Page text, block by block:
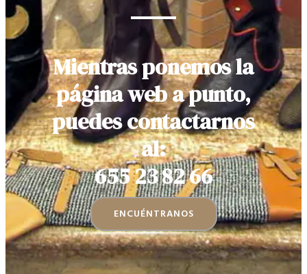
Mientras ponemos la
página web a punto,
puedes contactarnos
al:
655 23 82 66
ENCUÉNTRANOS